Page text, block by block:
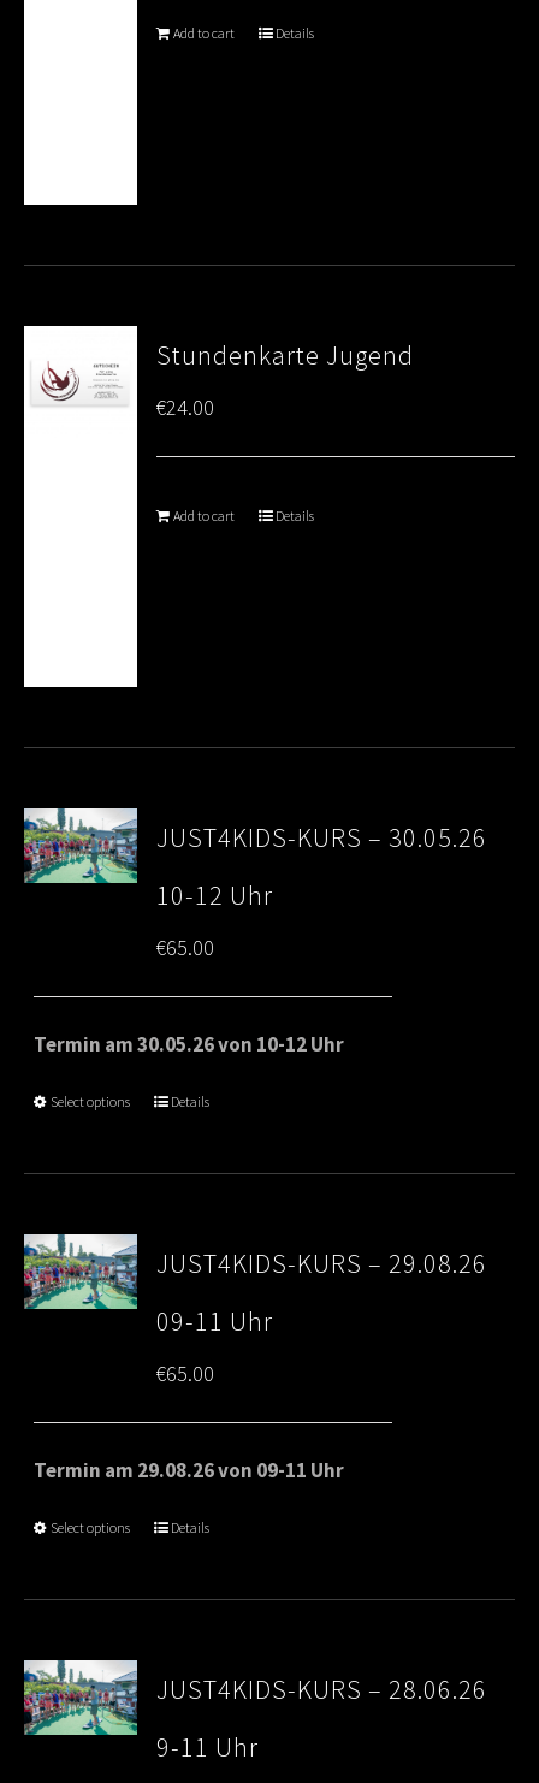
Add to cart Details
Stundenkarte Jugend
€24.00
Add to cart Details
JUST4KIDS-KURS – 30.05.26
10-12 Uhr
€65.00
Termin am 30.05.26 von 10-12 Uhr
Select options Details
JUST4KIDS-KURS – 29.08.26
09-11 Uhr
€65.00
Termin am 29.08.26 von 09-11 Uhr
Select options Details
JUST4KIDS-KURS – 28.06.26
9-11 Uhr